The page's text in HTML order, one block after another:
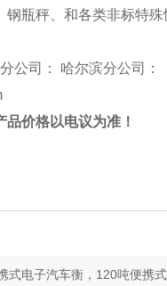
钢瓶秤、和各类非标特
公司： 哈尔滨分公司：
品价格以电议为准！